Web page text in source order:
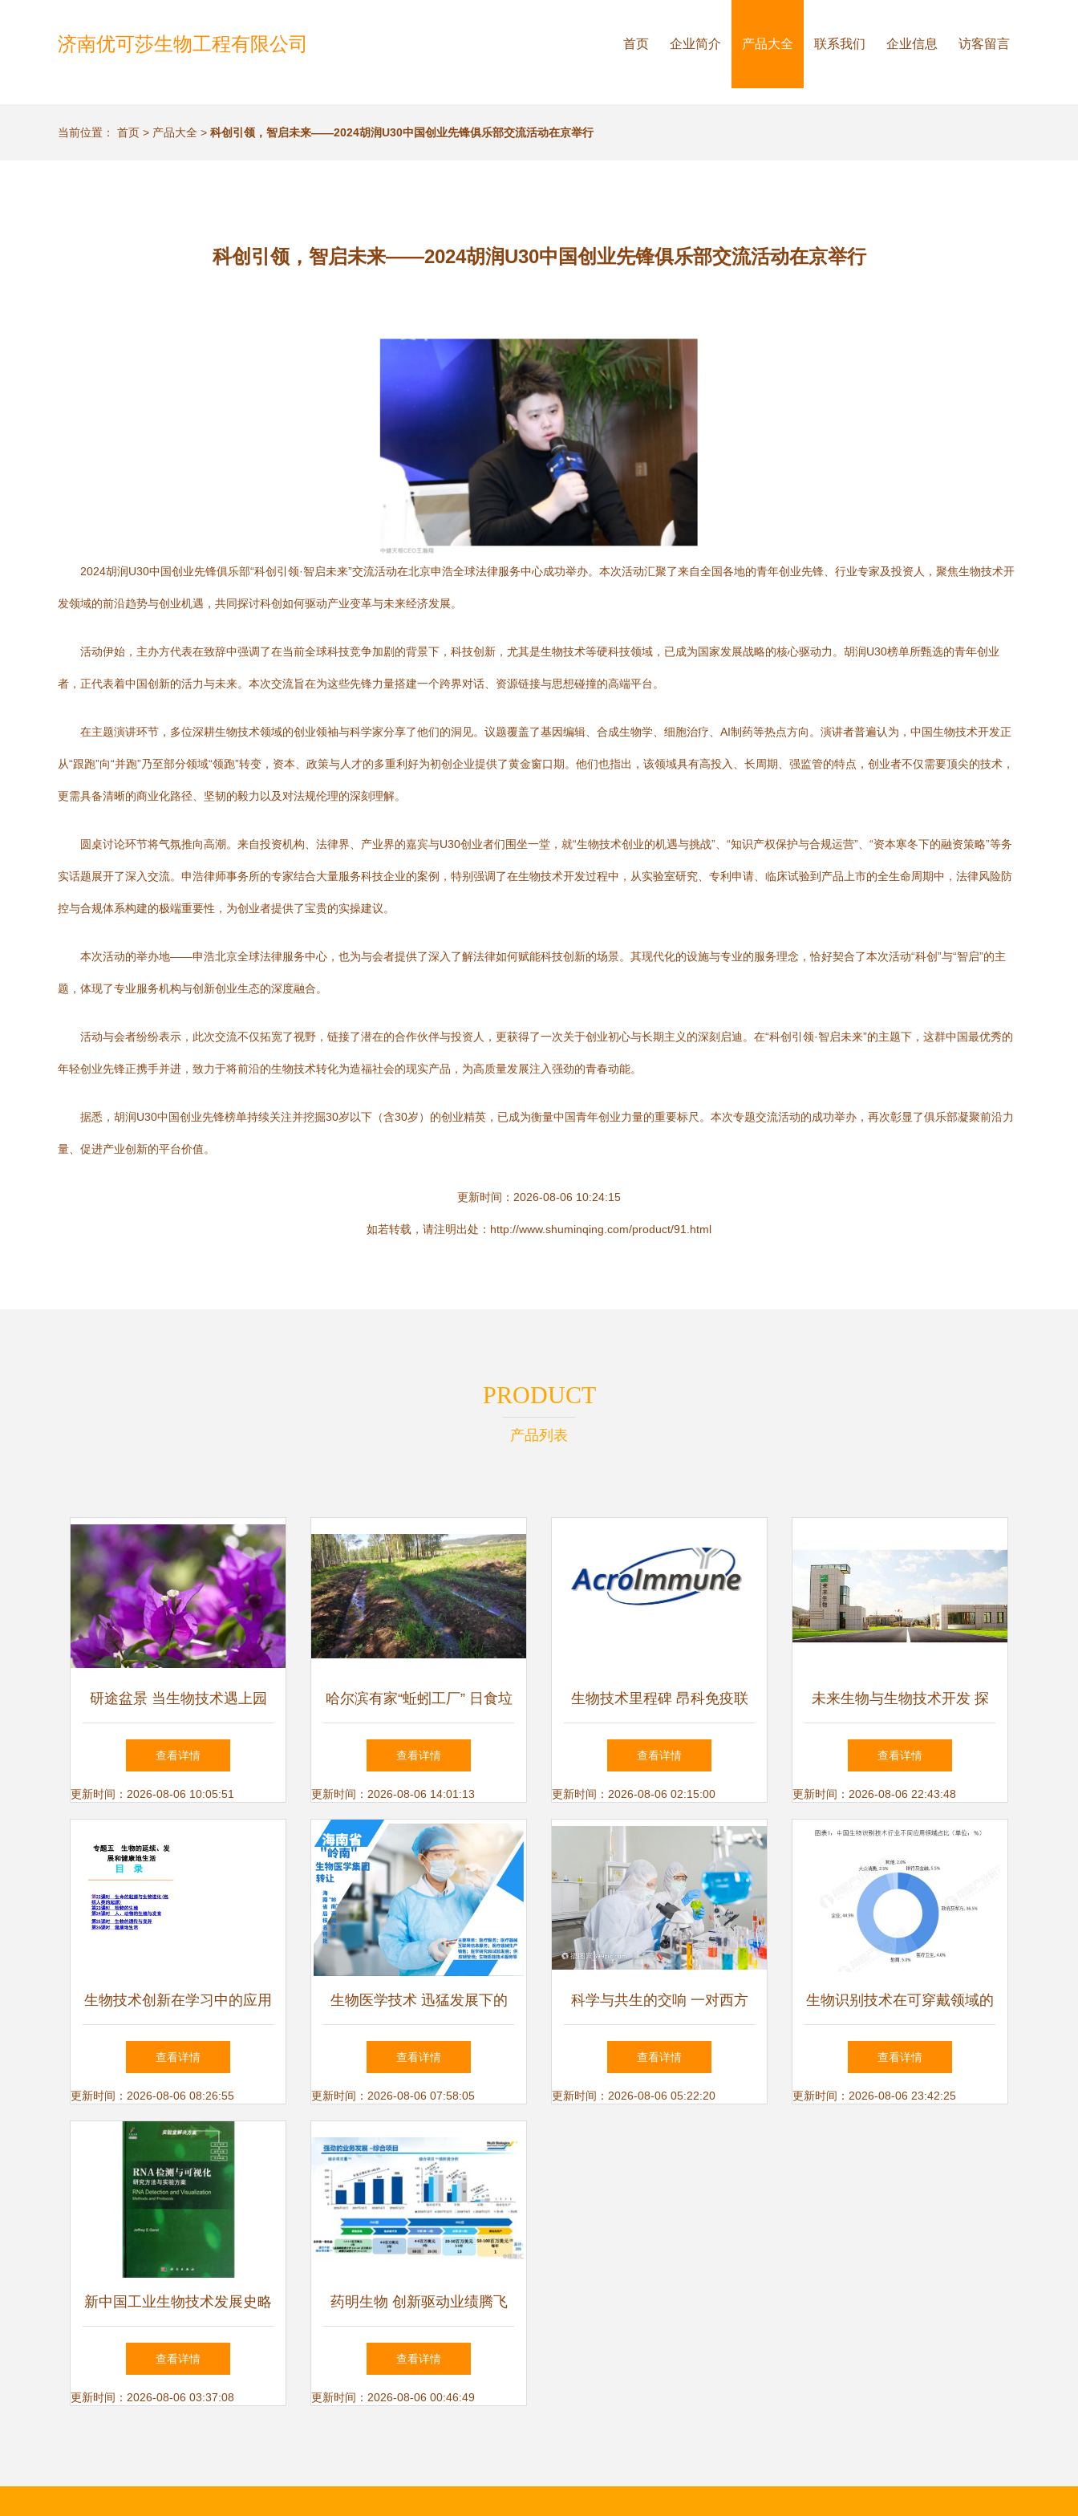
济南优可莎生物工程有限公司 首页 企业简介 产品大全 联系我们 企业信息 访客留言
当前位置： 首页 > 产品大全 > 科创引领，智启未来——2024胡润U30中国创业先锋俱乐部交流活动在京举行
科创引领，智启未来——2024胡润U30中国创业先锋俱乐部交流活动在京举行
2024胡润U30中国创业先锋俱乐部“科创引领·智启未来”交流活动在北京申浩全球法律服务中心成功举办。本次活动汇聚了来自全国各地的青年创业先锋、行业专家及投资人，聚焦生物技术开
发领域的前沿趋势与创业机遇，共同探讨科创如何驱动产业变革与未来经济发展。
活动伊始，主办方代表在致辞中强调了在当前全球科技竞争加剧的背景下，科技创新，尤其是生物技术等硬科技领域，已成为国家发展战略的核心驱动力。胡润U30榜单所甄选的青年创业
者，正代表着中国创新的活力与未来。本次交流旨在为这些先锋力量搭建一个跨界对话、资源链接与思想碰撞的高端平台。
在主题演讲环节，多位深耕生物技术领域的创业领袖与科学家分享了他们的洞见。议题覆盖了基因编辑、合成生物学、细胞治疗、AI制药等热点方向。演讲者普遍认为，中国生物技术开发正
从“跟跑”向“并跑”乃至部分领域“领跑”转变，资本、政策与人才的多重利好为初创企业提供了黄金窗口期。他们也指出，该领域具有高投入、长周期、强监管的特点，创业者不仅需要顶尖的技术，
更需具备清晰的商业化路径、坚韧的毅力以及对法规伦理的深刻理解。
圆桌讨论环节将气氛推向高潮。来自投资机构、法律界、产业界的嘉宾与U30创业者们围坐一堂，就“生物技术创业的机遇与挑战”、“知识产权保护与合规运营”、“资本寒冬下的融资策略”等务
实话题展开了深入交流。申浩律师事务所的专家结合大量服务科技企业的案例，特别强调了在生物技术开发过程中，从实验室研究、专利申请、临床试验到产品上市的全生命周期中，法律风险防
控与合规体系构建的极端重要性，为创业者提供了宝贵的实操建议。
本次活动的举办地——申浩北京全球法律服务中心，也为与会者提供了深入了解法律如何赋能科技创新的场景。其现代化的设施与专业的服务理念，恰好契合了本次活动“科创”与“智启”的主
题，体现了专业服务机构与创新创业生态的深度融合。
活动与会者纷纷表示，此次交流不仅拓宽了视野，链接了潜在的合作伙伴与投资人，更获得了一次关于创业初心与长期主义的深刻启迪。在“科创引领·智启未来”的主题下，这群中国最优秀的
年轻创业先锋正携手并进，致力于将前沿的生物技术转化为造福社会的现实产品，为高质量发展注入强劲的青春动能。
据悉，胡润U30中国创业先锋榜单持续关注并挖掘30岁以下（含30岁）的创业精英，已成为衡量中国青年创业力量的重要标尺。本次专题交流活动的成功举办，再次彰显了俱乐部凝聚前沿力
量、促进产业创新的平台价值。
更新时间：2026-08-06 10:24:15
如若转载，请注明出处：http://www.shuminqing.com/product/91.html
PRODUCT
产品列表
研途盆景 当生物技术遇上园
艺，如何构筑你的学术花园
查看详情
更新时间：2026-08-06 10:05:51
哈尔滨有家“蚯蚓工厂” 日食垃
圾6吨
查看详情
更新时间：2026-08-06 14:01:13
生物技术里程碑 昂科免疫联
合创始人郑盼博士当选美国医
学与生物工程院院士
查看详情
更新时间：2026-08-06 02:15:00
未来生物与生物技术开发 探
索生命的无限可能
查看详情
更新时间：2026-08-06 22:43:48
生物技术创新在学习中的应用
加强知识衔接，用生动课件点
亮复习路
查看详情
更新时间：2026-08-06 08:26:55
生物医学技术 迅猛发展下的
变革与挑战
查看详情
更新时间：2026-08-06 07:58:05
科学与共生的交响 一对西方
夫妇在实验室中追逐抗疫未来
查看详情
更新时间：2026-08-06 05:22:20
生物识别技术在可穿戴领域的
可持续发展路径与技术开发探
索
查看详情
更新时间：2026-08-06 23:42:25
新中国工业生物技术发展史略
查看详情
更新时间：2026-08-06 03:37:08
药明生物 创新驱动业绩腾飞
新篇章
查看详情
更新时间：2026-08-06 00:46:49